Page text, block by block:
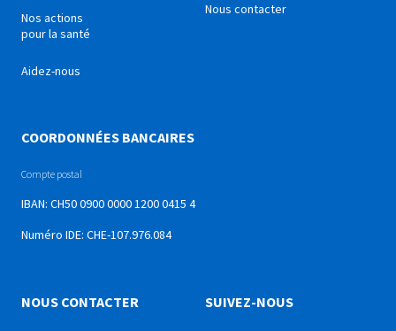
Nos actions
pour la santé
Aidez-nous
Nous contacter
NOUS CONTACTER
COORDONNÉES BANCAIRES
Compte postal
IBAN: CH50 0900 0000 1200 0415 4
Numéro IDE: CHE-107.976.084
SUIVEZ-NOUS